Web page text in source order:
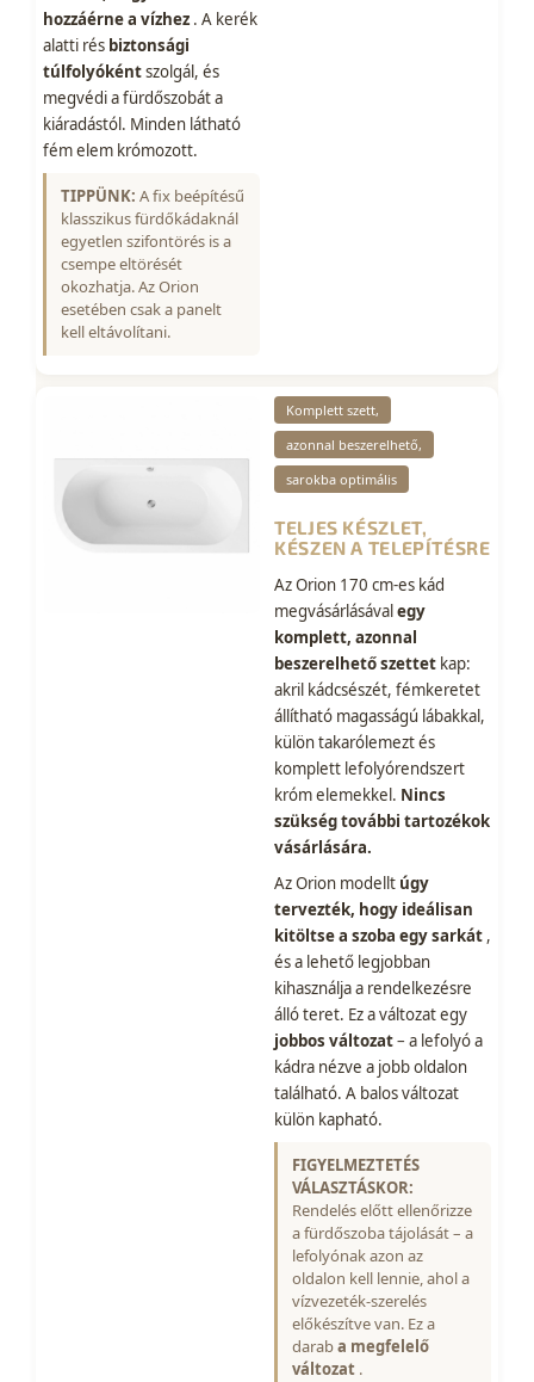
hozzáérne a vízhez . A kerék
alatti rés biztonsági
túlfolyókéntszolgál, és
megvédi a fürdőszobát a
kiáradástól. Minden látható
fém elem krómozott.
TIPPÜNK: A fix beépítésű
klasszikus fürdőkádaknál
egyetlen szifontörés is a
csempe eltörését
okozhatja. Az Orion
esetében csak a panelt
kell eltávolítani.
Komplett szett,
azonnal beszerelhető,
sarokba optimális
TELJES KÉSZLET,
KÉSZEN A TELEPÍTÉSRE
Az Orion 170 cm-es kád
megvásárlásávalegy
komplett, azonnal
beszerelhető szettet kap:
akril kádcsészét, fémkeretet
állítható magasságú lábakkal,
külön takarólemezt és
komplett lefolyórendszert
króm elemekkel. Nincs
szükség további tartozékok
vásárlására.
Az Orion modellt úgy
tervezték, hogy ideálisan
kitöltse a szoba egy sarkát ,
és a lehető legjobban
kihasználja a rendelkezésre
álló teret. Ez a változat egy
jobbos változat– a lefolyó a
kádra nézve a jobb oldalon
található. A balos változat
külön kapható.
FIGYELMEZTETÉS
VÁLASZTÁSKOR:
Rendelés előtt ellenőrizze
a fürdőszoba tájolását – a
lefolyónak azon az
oldalon kell lennie, ahol a
vízvezeték-szerelés
előkészítve van. Ez a
daraba megfelelő
változat .